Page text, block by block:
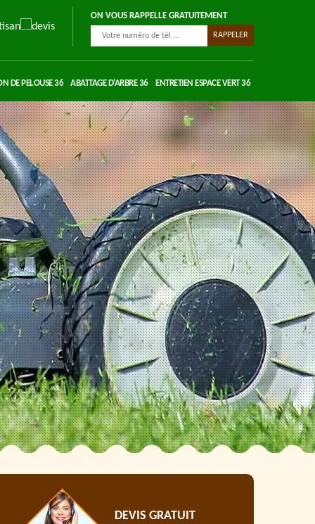
ON VOUS RAPPELLE GRATUITEMENT
DE PELOUSE 36 ABATTAGE D'ARBRE 36 ENTRETIEN ESPACE VERT 36
DEVIS GRATUIT